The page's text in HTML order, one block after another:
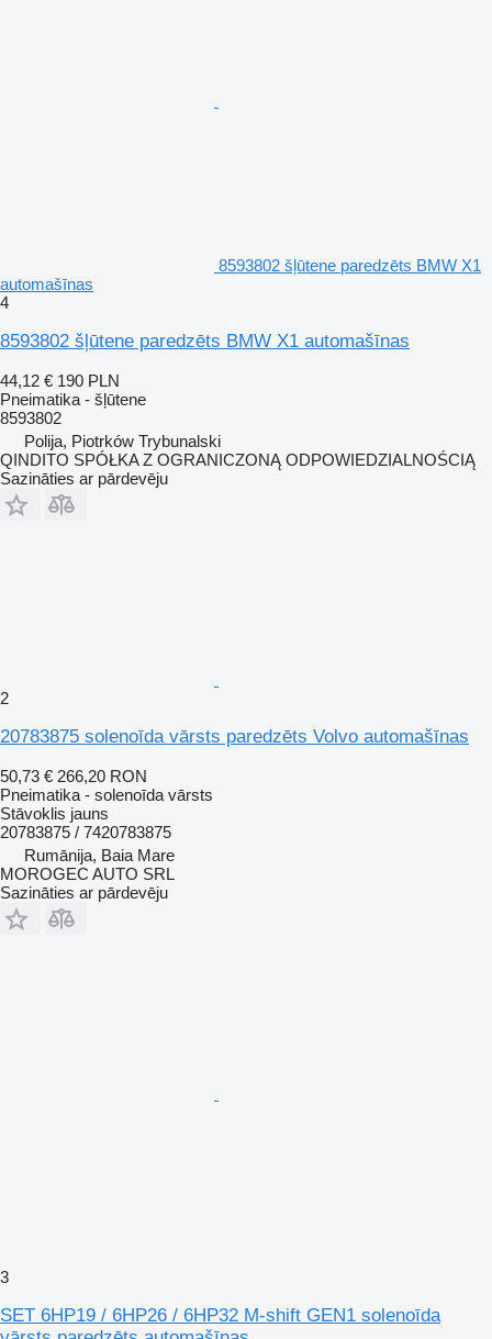
8593802 šļūtene paredzēts BMW X1
automašīnas
4
8593802 šļūtene paredzēts BMW X1 automašīnas
44,12 € 190 PLN
Pneimatika - šļūtene
8593802
Polija, Piotrków Trybunalski
QINDITO SPÓŁKA Z OGRANICZONĄ ODPOWIEDZIALNOŚCIĄ
Sazināties ar pārdevēju
2
20783875 solenoīda vārsts paredzēts Volvo automašīnas
50,73 € 266,20 RON
Pneimatika - solenoīda vārsts
Stāvoklis jauns
20783875 / 7420783875
Rumānija, Baia Mare
MOROGEC AUTO SRL
Sazināties ar pārdevēju
3
SET 6HP19 / 6HP26 / 6HP32 M-shift GEN1 solenoīda